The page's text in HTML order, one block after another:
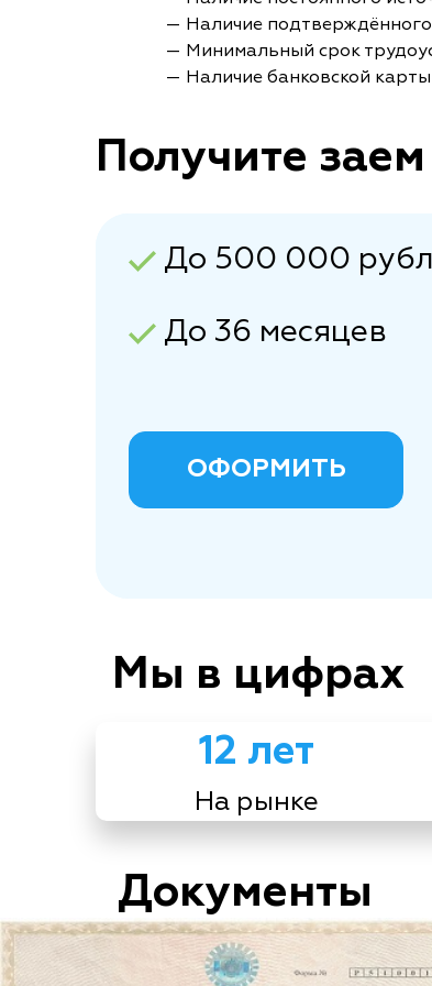
— Наличие
— Минимальный срок
— Наличие банковской
Получите
До 500 000
До 36 месяцев
ОФОРМИТЬ
Мы в цифрах
12 лет
На рынке
Документы